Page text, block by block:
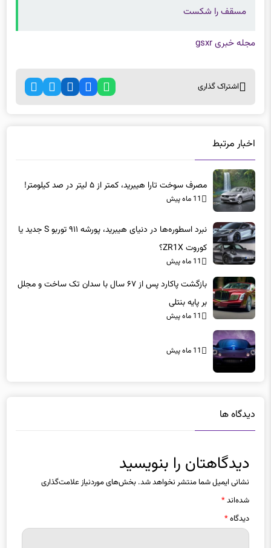
مسقف را شکست
مجله خبری gsxr
اشتراک گذاری
اخبار مرتبط
مصرف سوخت تارا هیبرید، کمتر از ۵ لیتر در صد کیلومتر!
11 ماه پیش
نبرد اسطوره‌ها در دنیای هیبرید، پورشه ۹۱۱ توربو S جدید یا
کوروت ZR1X؟
11 ماه پیش
بازگشت پاکارد پس از ۶۷ سال با سدان تک ساخت و مجلل
بر پایه بنتلی
11 ماه پیش
11 ماه پیش
دیدگاه ها
دیدگاهتان را بنویسید
نشانی ایمیل شما منتشر نخواهد شد. بخش‌های موردنیاز علامت‌گذاری
شده‌اند*
دیدگاه*